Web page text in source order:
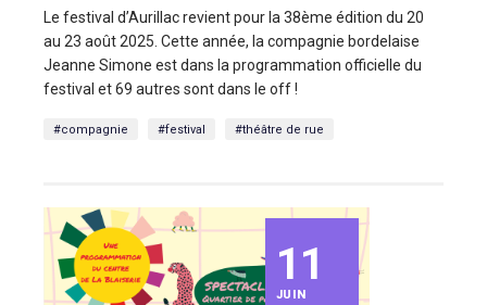
Le festival d’Aurillac revient pour la 38ème édition du 20
au 23 août 2025. Cette année, la compagnie bordelaise
Jeanne Simone est dans la programmation officielle du
festival et 69 autres sont dans le off !
#compagnie #festival #théâtre de rue
11
JUIN